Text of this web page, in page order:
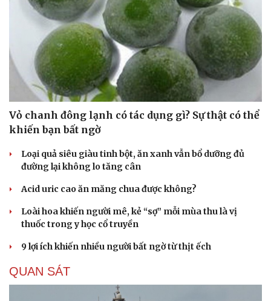
Vỏ chanh đông lạnh có tác dụng gì? Sự thật có thể
khiến bạn bất ngờ
Loại quả siêu giàu tinh bột, ăn xanh vẫn bổ dưỡng đủ
đường lại không lo tăng cân
Acid uric cao ăn măng chua được không?
Loài hoa khiến người mê, kẻ “sợ” mỗi mùa thu là vị
thuốc trong y học cổ truyền
9 lợi ích khiến nhiều người bất ngờ từ thịt ếch
QUAN SÁT